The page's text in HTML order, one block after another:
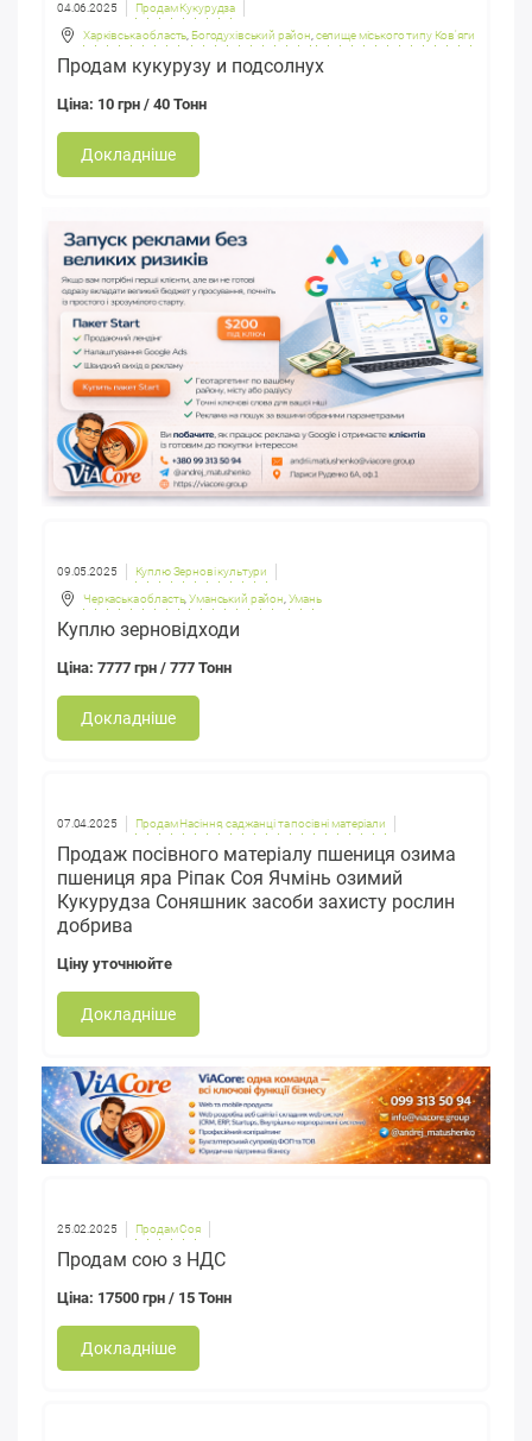
04.06.2025 Продам Кукурудза
Харківська область, Богодухівський район,селище міського типу Ков'яги
Продам кукурузу и подсолнух
Ціна: 10 грн / 40 Тонн
Докладніше
09.05.2025 Куплю Зернові культури
Черкаська область,Уманський район,Умань
Куплю зерновідходи
Ціна: 7777 грн / 777 Тонн
Докладніше
07.04.2025 Продам Насіння, саджанці та посівні матеріали
Продаж посівного матеріалу пшениця озима
пшениця яра Ріпак Соя Ячмінь озимий
Кукурудза Соняшник засоби захисту рослин
добрива
Ціну уточнюйте
Докладніше
25.02.2025 Продам Соя
Продам сою з НДС
Ціна: 17500 грн / 15 Тонн
Докладніше